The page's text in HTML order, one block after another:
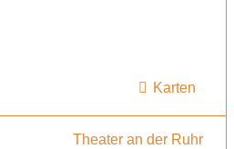
Karten
Theater an der Ruhr